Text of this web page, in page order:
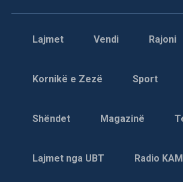
Lajmet Vendi Rajoni
Kornikë e Zezë Sport
Shëndet Magazinë
Lajmet nga UBT Radio